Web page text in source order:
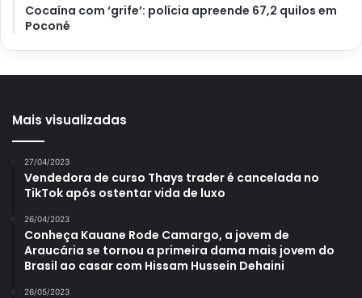
Cocaína com ‘grife’: polícia apreende 67,2 quilos em
Poconé
Mais visualizadas
27/04/2023
Vendedora de curso Thays trader é cancelada no
TikTok após ostentar vida de luxo
26/04/2023
Conheça Kauane Rode Camargo, a jovem de
Araucária se tornou a primeira dama mais jovem do
Brasil ao casar com Hissam Hussein Dehaini
26/05/2023